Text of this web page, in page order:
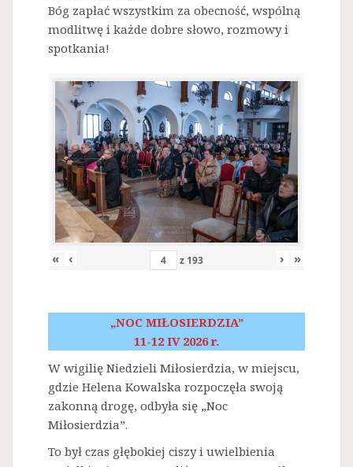
Bóg zapłać wszystkim za obecność, wspólną
modlitwę i każde dobre słowo, rozmowy i
spotkania!
« ‹ z 193 › »
„NOC MIŁOSIERDZIA”
11-12 IV 2026 r.
W wigilię Niedzieli Miłosierdzia, w miejscu,
gdzie Helena Kowalska rozpoczęła swoją
zakonną drogę, odbyła się „Noc
Miłosierdzia”.
To był czas głębokiej ciszy i uwielbienia